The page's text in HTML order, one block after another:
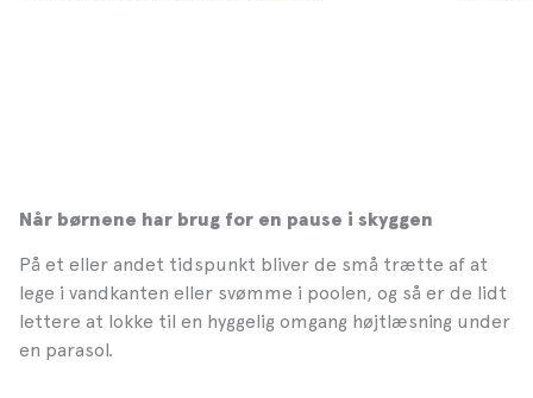
Når børnene har brug for en pause i skyggen
På et eller andet tidspunkt bliver de små trætte af at
lege i vandkanten eller svømme i poolen, og så er de lidt
lettere at lokke til en hyggelig omgang højtlæsning under
en parasol.